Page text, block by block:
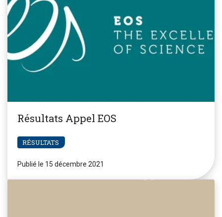
Résultats Appel EOS
RÉSULTATS
Publié le 15 décembre 2021